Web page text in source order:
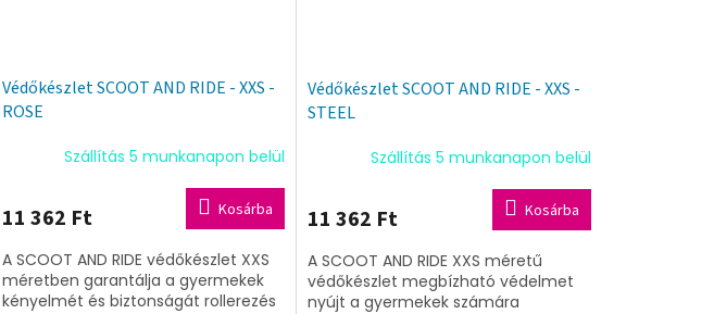
Védőkészlet SCOOT AND RIDE - XXS -
ROSE
Szállítás 5 munkanapon belül
11 362 Ft Kosárba
A SCOOT AND RIDE védőkészlet XXS
méretben garantálja a gyermekek
kényelmét és biztonságát rollerezés
Védőkészlet SCOOT AND RIDE - XXS -
STEEL
Szállítás 5 munkanapon belül
11 362 Ft Kosárba
A SCOOT AND RIDE XXS méretű
védőkészlet megbízható védelmet
nyújt a gyermekek számára